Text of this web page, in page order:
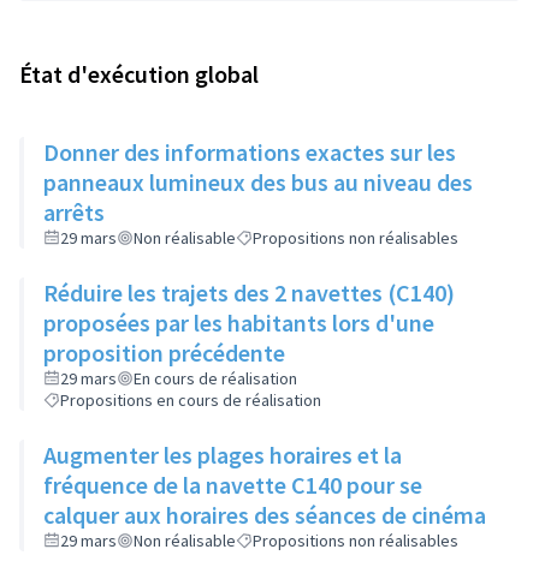
État d'exécution global
Donner des informations exactes sur les
panneaux lumineux des bus au niveau des
arrêts
29 mars Non réalisable Propositions non réalisables
Réduire les trajets des 2 navettes (C140)
proposées par les habitants lors d'une
proposition précédente
29 mars
En cours de réalisation
Propositions en cours de réalisation
Augmenter les plages horaires et la
fréquence de la navette C140 pour se
calquer aux horaires des séances de cinéma
29 mars Non réalisable Propositions non réalisables